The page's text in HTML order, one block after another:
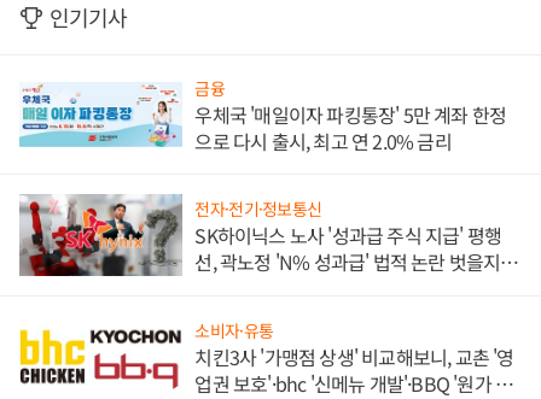
인기기사
금융
우체국 '매일이자 파킹통장' 5만 계좌 한정
으로 다시 출시, 최고 연 2.0% 금리
전자·전기·정보통신
SK하이닉스 노사 '성과급 주식 지급' 평행
선, 곽노정 'N% 성과급' 법적 논란 벗을지 주
소비자·유통
치킨3사 '가맹점 상생' 비교해보니, 교촌 '영
업권 보호'·bhc '신메뉴 개발'·BBQ '원가 부